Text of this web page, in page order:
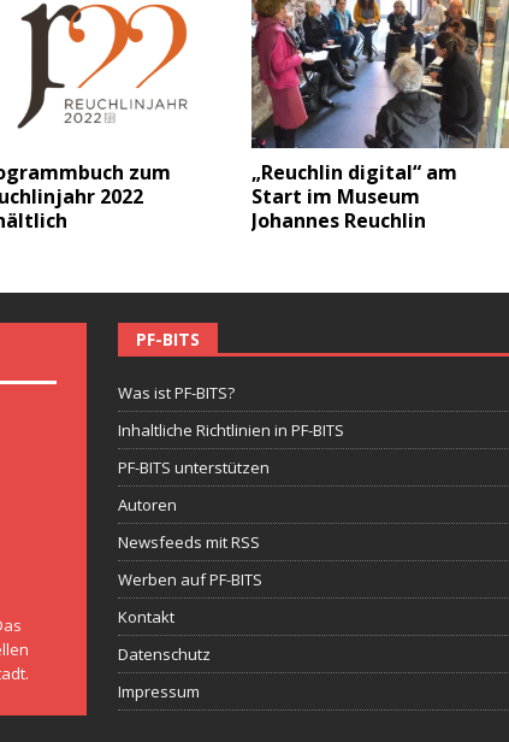
zum
2022
„Reuchlin digital“ am
Start im Museum
Johannes Reuchlin
PF-BITS
Was ist PF-BITS?
Inhaltliche Richtlinien in PF-BITS
PF-BITS unterstützen
Autoren
Newsfeeds mit RSS
Werben auf PF-BITS
Kontakt
Datenschutz
Impressum